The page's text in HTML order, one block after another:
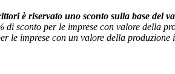
è riservato uno sconto sulla base del
di sconto per le imprese con valore della
le imprese con un valore della